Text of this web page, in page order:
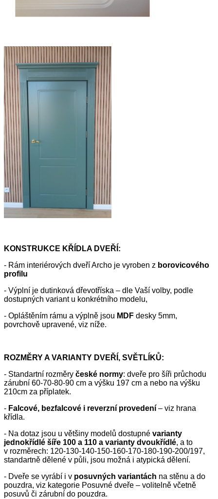
KONSTRUKCE KŘÍDLA DVEŘÍ:
- Rám interiérových dveří Archo je vyroben z borovicového
profilu
- Výplní je dutinková dřevotříska – dle Vaší volby, podle
dostupných variant u konkrétního modelu,
- Opláštěním rámu a výplně jsou MDF desky 5mm,
povrchově upravené, viz níže.
ROZMĚRY A VARIANTY DVEŘÍ, SVĚTLÍKŮ:
- Standartní rozměry české normy: dveře pro šíři průchodu
zárubní 60-70-80-90 cm a výšku 197 cm a nebo na výšku
210cm za příplatek.
- Falcové, bezfalcové i reverzní provedení – viz hrana
křídla.
- Na dotaz jsou u většiny modelů dostupné varianty
jednokřídlé šíře 100 a 110 a varianty dvoukřídlé, a to
v rozměrech: 120-130-140-150-160-170-180-190-200/197,
standartně dělené v půli, jsou možná i atypická dělení.
- Dveře se vyrábí i v posuvných variantách na stěnu a do
pouzdra, viz kategorie Posuvné dveře – volitelně včetně
posuvů či zárubní do pouzdra.